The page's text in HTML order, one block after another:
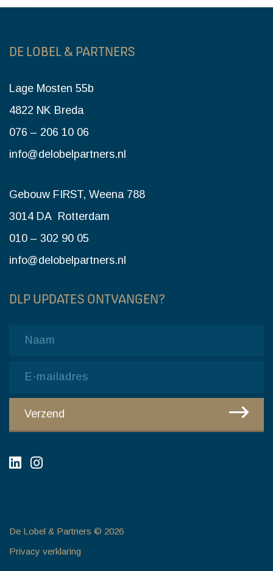
DE LOBEL & PARTNERS
Lage Mosten 55b
4822 NK Breda
076 – 206 10 06
info@delobelpartners.nl
Gebouw FIRST, Weena 788
3014 DA Rotterdam
010 – 302 90 05
info@delobelpartners.nl
DLP UPDATES ONTVANGEN?
Verzend
De Lobel & Partners © 2026
Privacy verklaring